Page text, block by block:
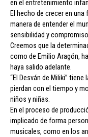
en el entretenimiento
El hecho de crecer en
manera de entender el
sensibilidad y
Creemos que la
como de Emilio Aragón,
haya salido adelante.
“El Desván de Miliki”
pierdan con el tiempo y
niños y niñas.
En el proceso de
implicado de forma
musicales, como en los